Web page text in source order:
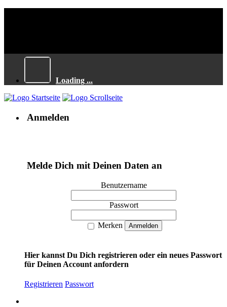
Loading ...
Anmelden
Melde Dich mit Deinen Daten an
Benutzername
Passwort
Merken
Hier kannst Du Dich registrieren oder ein neues Passwort
für Deinen Account anfordern
Registrieren Passwort